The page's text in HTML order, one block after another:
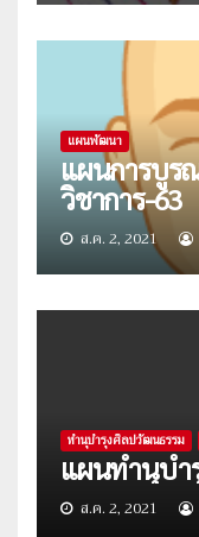
แผนพัฒนา
แผนการบูร
วิชาการ-63
ส.ค. 2, 2021
ทำนุบำรุงศิลปวัฒนธรรม
แผนทำนุบำ
ส.ค. 2, 2021